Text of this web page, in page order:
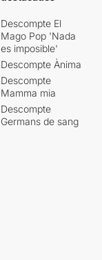
Descompte El
Mago Pop 'Nada
es imposible'
Descompte Ànima
Descompte
Mamma mia
Descompte
Germans de sang